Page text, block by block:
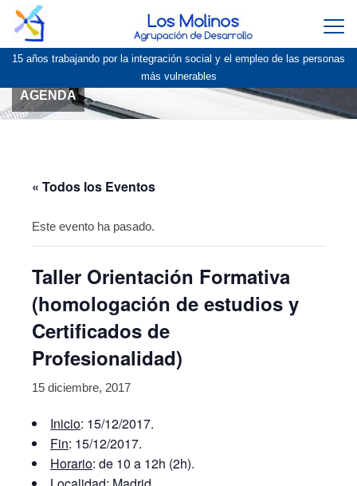
15 años trabajando por la integración social y el empleo de las personas
más vulnerables
AGENDA
« Todos los Eventos
Este evento ha pasado.
Taller Orientación Formativa
(homologación de estudios y
Certificados de
Profesionalidad)
15 diciembre, 2017
Inicio: 15/12/2017.
Fin: 15/12/2017.
Horario: de 10 a 12h (2h).